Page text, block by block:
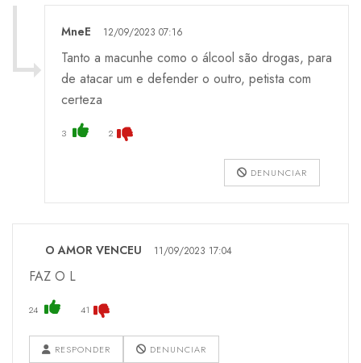
MneE 12/09/2023 07:16
Tanto a macunhe como o álcool são drogas, para
de atacar um e defender o outro, petista com
certeza
3 2
DENUNCIAR
O AMOR VENCEU 11/09/2023 17:04
FAZ O L
24 41
RESPONDER DENUNCIAR